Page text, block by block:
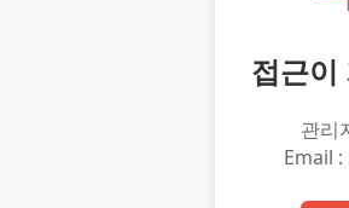
접근이
관리
Email